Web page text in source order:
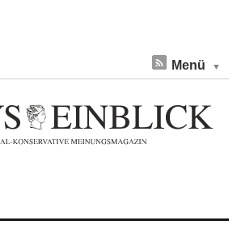
Menü